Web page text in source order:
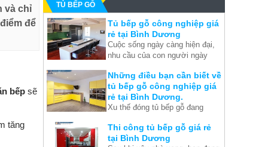
và chỉ
để
bếp sẽ
tăng
TỦ BẾP GỖ
Tủ bếp gỗ công nghiệp giá
rẻ tại Bình Dương
Cuộc sống ngày càng hiện đại,
nhu cầu của con người ngày
gia đình nào thiếu đi được chiếc
tủ bếp gỗ cho mình nhưng
không phải nhà nào cũng có
điều kiện để lắp đặt cả. Chính vì
chúng tôi đã cho ra hàng loạt
các loại tủ bếp gỗ công nghiệp
Những điều bạn cần biết về
tủ bếp gỗ công nghiệp giá
rẻ tại Bình Dương.
Xu thế đóng tủ bếp gỗ đang
Dương dành sự quan tâm đặc
biệt hiện nay, chính vì thế
Thi công tủ bếp gỗ giá rẻ
tại Bình Dương